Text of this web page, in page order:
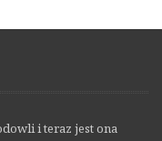
i teraz jest ona